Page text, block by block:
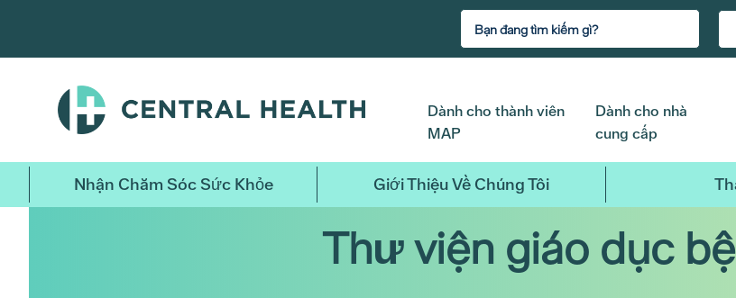
nội
chính
Dành cho thành viên
MAP
Dành cho nhà
cung cấp
Nhận Chăm Sóc Sức Khỏe Giới Thiệu Về Chúng Tôi
Thư viện giáo dục